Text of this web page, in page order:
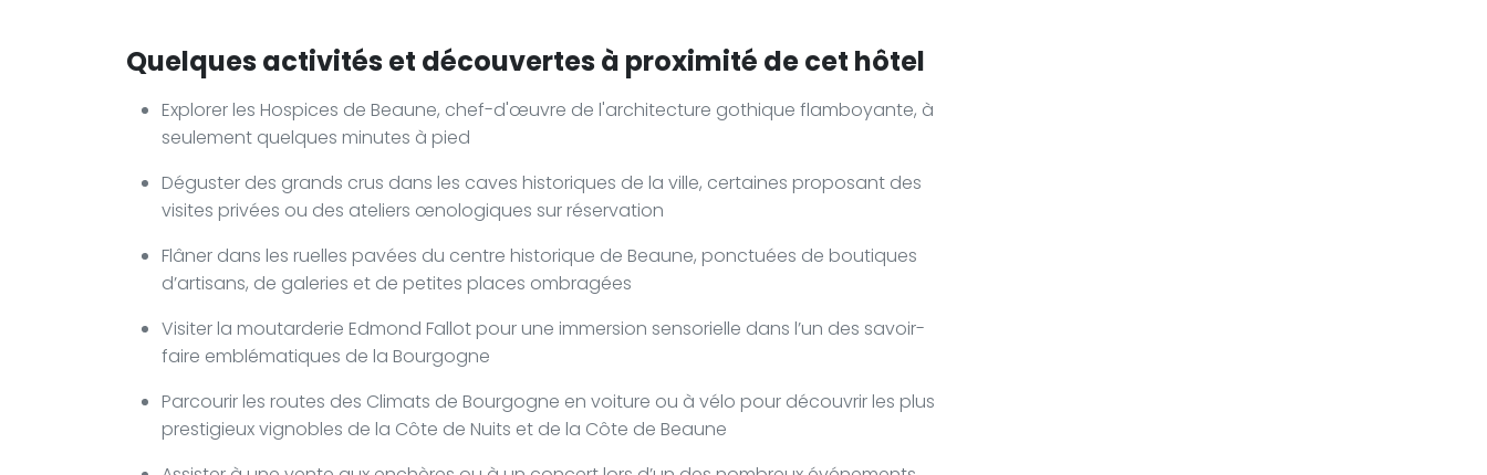
Quelques activités et découvertes à proximité de cet hôtel
Explorer les Hospices de Beaune, chef-d'œuvre de l'architecture gothique flamboyante, à
seulement quelques minutes à pied
Déguster des grands crus dans les caves historiques de la ville, certaines proposant des
visites privées ou des ateliers œnologiques sur réservation
Flâner dans les ruelles pavées du centre historique de Beaune, ponctuées de boutiques
d’artisans, de galeries et de petites places ombragées
Visiter la moutarderie Edmond Fallot pour une immersion sensorielle dans l’un des savoir-
faire emblématiques de la Bourgogne
Parcourir les routes des Climats de Bourgogne en voiture ou à vélo pour découvrir les plus
prestigieux vignobles de la Côte de Nuits et de la Côte de Beaune